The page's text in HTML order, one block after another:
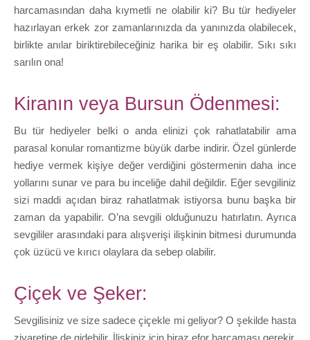
harcamasından daha kıymetli ne olabilir ki? Bu tür hediyeler
hazırlayan erkek zor zamanlarınızda da yanınızda olabilecek,
birlikte anılar biriktirebileceğiniz harika bir eş olabilir. Sıkı sıkı
sarılın ona!
Kiranın veya Bursun Ödenmesi:
Bu tür hediyeler belki o anda elinizi çok rahatlatabilir ama
parasal konular romantizme büyük darbe indirir. Özel günlerde
hediye vermek kişiye değer verdiğini göstermenin daha ince
yollarını sunar ve para bu inceliğe dahil değildir. Eğer sevgiliniz
sizi maddi açıdan biraz rahatlatmak istiyorsa bunu başka bir
zaman da yapabilir. O’na sevgili olduğunuzu hatırlatın. Ayrıca
sevgililer arasındaki para alışverişi ilişkinin bitmesi durumunda
çok üzücü ve kırıcı olaylara da sebep olabilir.
Çiçek ve Şeker:
Sevgilisiniz ve size sadece çiçekle mi geliyor? O şekilde hasta